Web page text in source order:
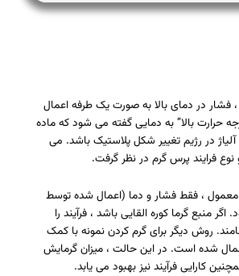
، فشار در دمای بالا به صورت یک طرفه اعمال
حرارت بالا” به دمایی گفته می شود که ماده
در رژیم تغییر شکل پلاستیک باشد. می
نوع فرایند پرس گرم در نظر گرفت.
معمول ، فقط فشار و دما (اعمال شده توسط
منبع گرما کوره القایی باشد ، فرآیند را
روش دیگر برای گرم کردن نمونه با کمک
شده است. در این حالت ، میزان گرمایش
کارایی فرآیند نیز بهبود می یابد.